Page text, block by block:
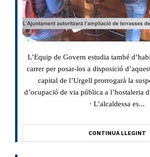
L’Equip de Govern estudia també
carrer per posar-los a disposició
capital de l’Urgell prorrogarà la
d’ocupació de via pública a l’hostaleria
· L’alcaldessa es...
CONTINUA LLEGINT